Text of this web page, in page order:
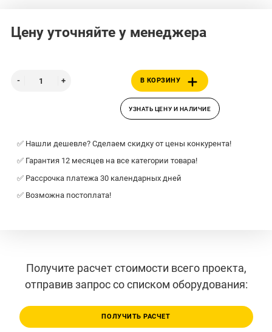
Цену уточняйте у менеджера
В КОРЗИНУ
УЗНАТЬ ЦЕНУ И НАЛИЧИЕ
✅ Нашли дешевле? Сделаем скидку от цены конкурента!
✅ Гарантия 12 месяцев на все категории товара!
✅ Рассрочка платежа 30 календарных дней
✅ Возможна постоплата!
Получите расчет стоимости всего проекта,
отправив запрос со списком оборудования:
ПОЛУЧИТЬ РАСЧЕТ